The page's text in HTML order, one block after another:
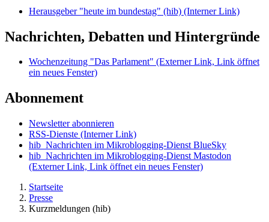
Herausgeber "heute im bundestag" (hib) (Interner Link)
Nachrichten, Debatten und Hintergründe
Wochenzeitung "Das Parlament" (Externer Link, Link öffnet
ein neues Fenster)
Abonnement
Newsletter abonnieren
RSS-Dienste (Interner Link)
hib_Nachrichten im Mikroblogging-Dienst BlueSky
hib_Nachrichten im Mikroblogging-Dienst Mastodon
(Externer Link, Link öffnet ein neues Fenster)
Startseite
Presse
Kurzmeldungen (hib)